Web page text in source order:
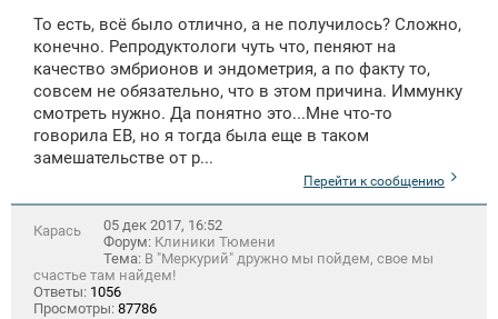
То есть, всё было отлично, а не получилось? Сложно,
конечно. Репродуктологи чуть что, пеняют на
качество эмбрионов и эндометрия, а по факту то,
совсем не обязательно, что в этом причина. Иммунку
смотреть нужно. Да понятно это...Мне что-то
говорила ЕВ, но я тогда была еще в таком
замешательстве от р...
Перейти к сообщению
Карась
05 дек 2017, 16:52
Форум: Клиники Тюмени
Тема: В "Меркурий" дружно мы пойдем, свое мы
счастье там найдем!
Ответы: 1056
Просмотры: 87786